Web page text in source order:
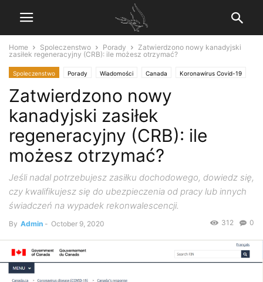
Home Spoleczenstwo Porady
Zatwierdzono nowy kanadyjski
zasiłek regeneracyjny (CRB): ile możesz otrzymać?
Spoleczenstwo Porady Wiadomości Canada Koronawirus Covid-19
Zatwierdzono nowy
kanadyjski zasiłek
regeneracyjny (CRB): ile
możesz otrzymać?
Jeśli nadal potrzebujesz zasiłku dochodowego, dowiedz się,
czy kwalifikujesz się do ubezpieczenia od pracy lub innych
świadczeń na wypadek rekonwalescencji.
By Admin - October 9, 2020 0
312